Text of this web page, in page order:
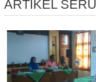
ARTIKEL